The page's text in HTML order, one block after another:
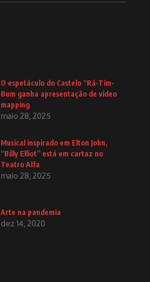
O espetáculo do Castelo “Rá-Tim-
Bum ganha apresentação de video
mapping
maio 28, 2025
Musical inspirado em Elton John,
“Billy Elliot” está em cartaz no
Teatro Alfa
maio 28, 2025
Arte na pandemia
dez 14, 2020